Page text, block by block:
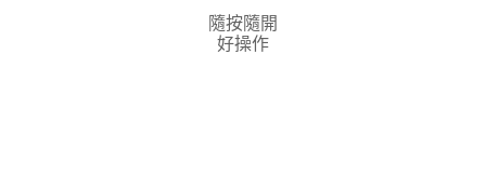
隨按隨開
好操作